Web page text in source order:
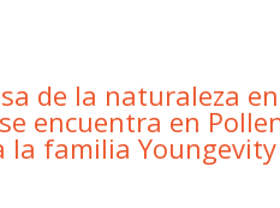
de la naturaleza
encuentra en
familia